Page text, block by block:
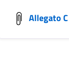
Allegato